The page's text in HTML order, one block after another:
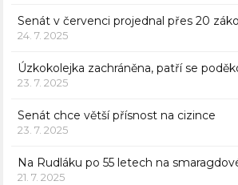
Senát v červenci projednal přes 20
24. 7. 2025
Úzkokolejka zachráněna, patří se
23. 7. 2025
Senát chce větší přísnost na cizince
23. 7. 2025
Na Rudláku po 55 letech na
21. 7. 2025